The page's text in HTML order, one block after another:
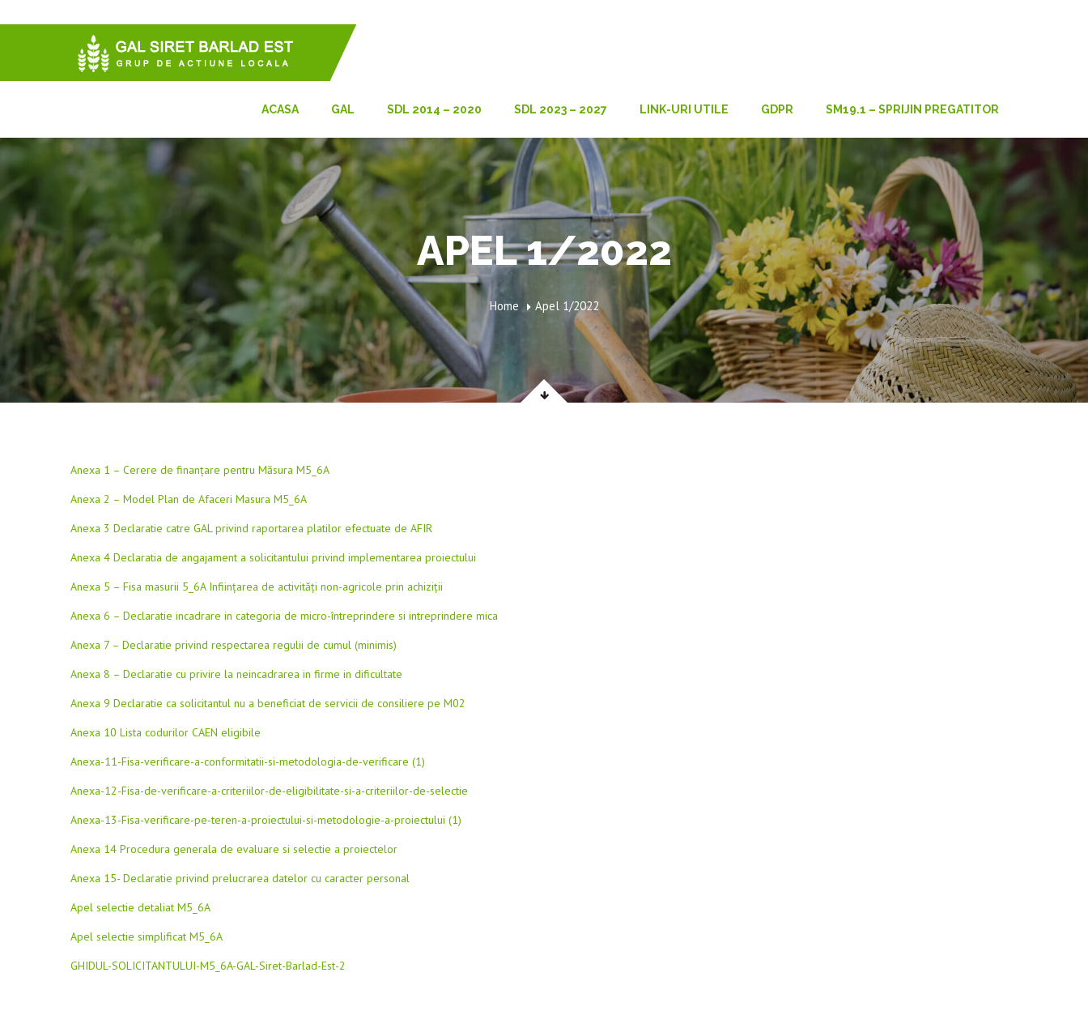
ACASA GAL SDL 2014 – 2020 SDL 2023 – 2027 LINK-URI UTILE GDPR SM19.1 – SPRIJIN PREGATITOR
APEL 1/2022
Home Apel 1/2022
Anexa 1 – Cerere de finanțare pentru Măsura M5_6A
Anexa 2 – Model Plan de Afaceri Masura M5_6A
Anexa 3 Declaratie catre GAL privind raportarea platilor efectuate de AFIR
Anexa 4 Declaratia de angajament a solicitantului privind implementarea proiectului
Anexa 5 – Fisa masurii 5_6A Inființarea de activități non-agricole prin achiziții
Anexa 6 – Declaratie incadrare in categoria de micro-întreprindere si intreprindere mica
Anexa 7 – Declaratie privind respectarea regulii de cumul (minimis)
Anexa 8 – Declaratie cu privire la neincadrarea in firme in dificultate
Anexa 9 Declaratie ca solicitantul nu a beneficiat de servicii de consiliere pe M02
Anexa 10 Lista codurilor CAEN eligibile
Anexa-11-Fisa-verificare-a-conformitatii-si-metodologia-de-verificare (1)
Anexa-12-Fisa-de-verificare-a-criteriilor-de-eligibilitate-si-a-criteriilor-de-selectie
Anexa-13-Fisa-verificare-pe-teren-a-proiectului-si-metodologie-a-proiectului (1)
Anexa 14 Procedura generala de evaluare si selectie a proiectelor
Anexa 15- Declaratie privind prelucrarea datelor cu caracter personal
Apel selectie detaliat M5_6A
Apel selectie simplificat M5_6A
GHIDUL-SOLICITANTULUI-M5_6A-GAL-Siret-Barlad-Est-2